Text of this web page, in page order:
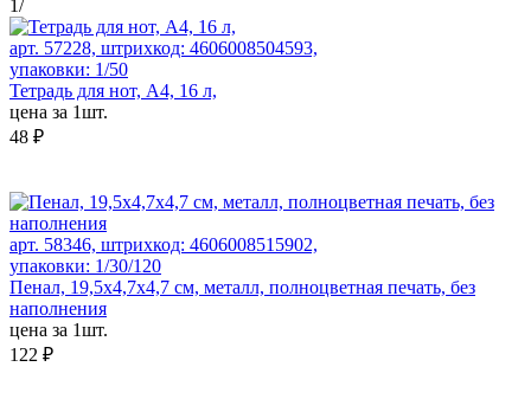
1/
арт. 57228, штрихкод: 4606008504593,
упаковки: 1/50
Тетрадь для нот, А4, 16 л,
цена за 1шт.
48 ₽
арт. 58346, штрихкод: 4606008515902,
упаковки: 1/30/120
Пенал, 19,5x4,7x4,7 см, металл, полноцветная печать, без
наполнения
цена за 1шт.
122 ₽